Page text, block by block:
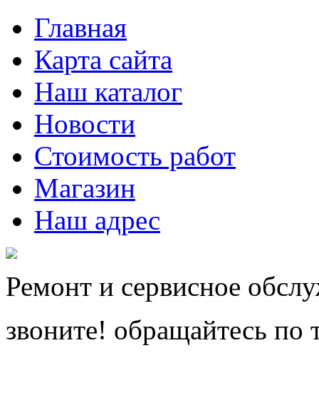
Главная
Карта сайта
Наш каталог
Новости
Стоимость работ
Магазин
Наш адрес
Ремонт и сервисное
звоните! обращайтесь по